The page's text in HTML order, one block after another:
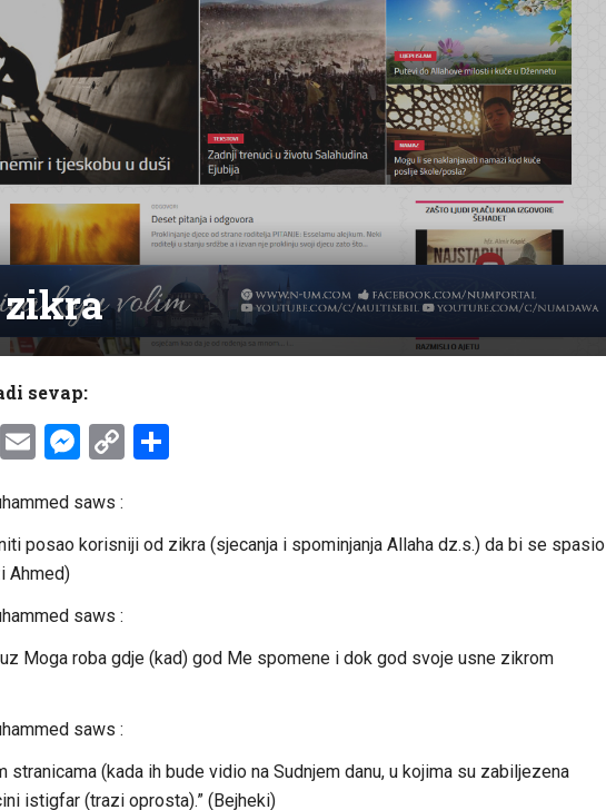
sevap:
EmailMessenger
CopyShare
saws :
posao korisniji od zikra (sjecanja i spominjanja Allaha dz.s.) da bi se spasio
Ahmed)
saws :
Moga roba gdje (kad) god Me spomene i dok god svoje usne zikrom
saws :
stranicama (kada ih bude vidio na Sudnjem danu, u kojima su zabiljezena
istigfar (trazi oprosta).” (Bejheki)